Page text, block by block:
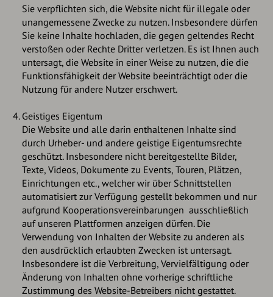
Sie verpflichten sich, die Website nicht für illegale oder
unangemessene Zwecke zu nutzen. Insbesondere dürfen
Sie keine Inhalte hochladen, die gegen geltendes Recht
verstoßen oder Rechte Dritter verletzen. Es ist Ihnen auch
untersagt, die Website in einer Weise zu nutzen, die die
Funktionsfähigkeit der Website beeinträchtigt oder die
Nutzung für andere Nutzer erschwert.
Geistiges Eigentum
Die Website und alle darin enthaltenen Inhalte sind
durch Urheber- und andere geistige Eigentumsrechte
geschützt. Insbesondere nicht bereitgestellte Bilder,
Texte, Videos, Dokumente zu Events, Touren, Plätzen,
Einrichtungen etc., welcher wir über Schnittstellen
automatisiert zur Verfügung gestellt bekommen und nur
aufgrund Kooperationsvereinbarungen ausschließlich
auf unseren Plattformen anzeigen dürfen. Die
Verwendung von Inhalten der Website zu anderen als
den ausdrücklich erlaubten Zwecken ist untersagt.
Insbesondere ist die Verbreitung, Vervielfältigung oder
Änderung von Inhalten ohne vorherige schriftliche
Zustimmung des Website-Betreibers nicht gestattet.